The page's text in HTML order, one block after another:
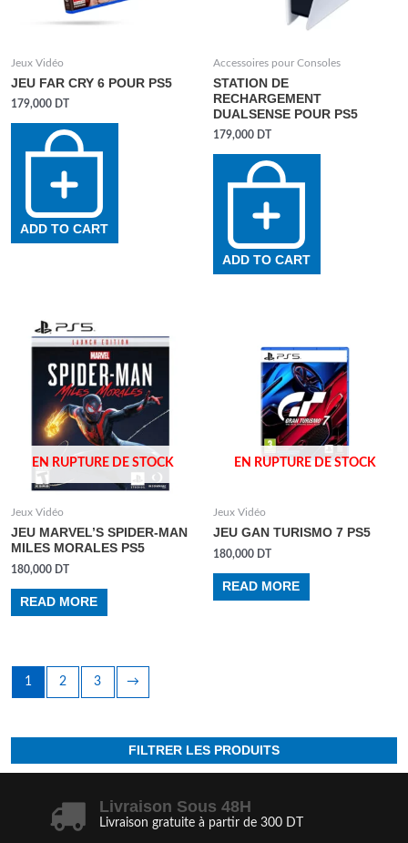
FILTRER LES PRODUITS
Jeux Vidéo
JEU FAR CRY 6 POUR PS5
179,000 DT
ADD TO CART
Accessoires pour Consoles
STATION DE
RECHARGEMENT
DUALSENSE POUR PS5
179,000 DT
ADD TO CART
EN RUPTURE DE STOCK
Jeux Vidéo
JEU MARVEL’S SPIDER-MAN
MILES MORALES PS5
180,000 DT
READ MORE
EN RUPTURE DE STOCK
Jeux Vidéo
JEU GAN TURISMO 7 PS5
180,000 DT
READ MORE
1 2 3 →
Livraison Sous 48H
Livraison gratuite à partir de 300 DT